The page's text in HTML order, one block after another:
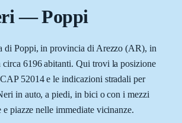
—Poppi
di Poppi, in provincia di Arezzo (AR), in
circa 6196 abitanti. Qui trovi la posizione
52014 e le indicazioni stradali per
in auto, a piedi, in bici o con i mezzi
piazze nelle immediate vicinanze.